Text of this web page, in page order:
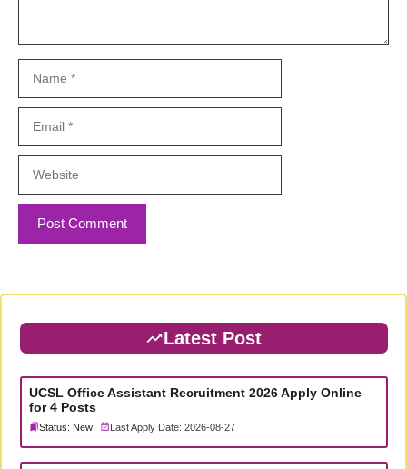
Latest Post
UCSL Office Assistant Recruitment 2026 Apply Online
for 4 Posts
Status: New Last Apply Date: 2026-08-27